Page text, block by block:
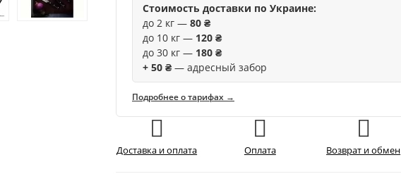
Стоимость доставки по Украине:
до 2 кг — 80 ₴
до 10 кг — 120 ₴
до 30 кг — 180 ₴
+ 50 ₴ — адресный забор
Подробнее о тарифах →
Доставка и оплата Оплата Возврат и обмен